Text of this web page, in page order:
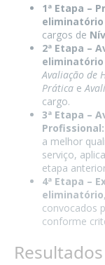
1ª Etapa –
cargos de
2ª Etapa –
Avaliação de
Prática e
cargo.
3ª Etapa –
Profissional:
a melhor
serviço,
etapa
4ª Etapa –
eliminatório
convocados
conforme